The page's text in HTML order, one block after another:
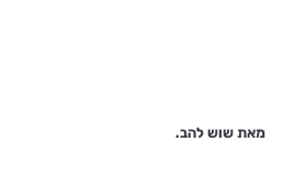
מאת שוש להב.